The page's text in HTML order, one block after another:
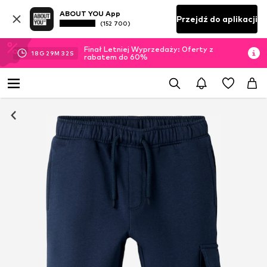
ABOUT YOU App
(152 700) Przejdź do aplikacji
18 G 29M 31 S
Finał Letniej Wyprzedaży: Oferty z
rabatem do 60%